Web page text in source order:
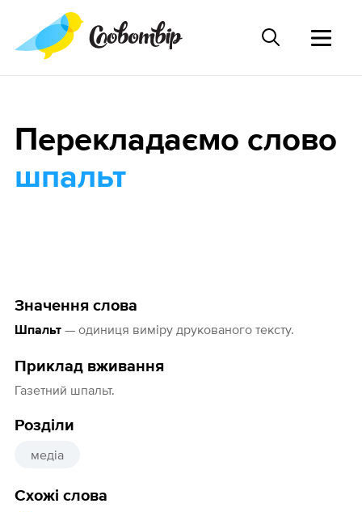
Значення слова
Шпальт— одиниця виміру друкованого тексту.
Приклад вживання
Газетний шпальт.
Розділи
медіа
Схожі слова
Перекладаємо слово
шпальт